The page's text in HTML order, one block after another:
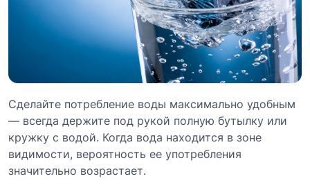
Сделайте потребление воды максимально удобным
— всегда держите под рукой полную бутылку или
кружку с водой. Когда вода находится в зоне
видимости, вероятность ее употребления
значительно возрастает.